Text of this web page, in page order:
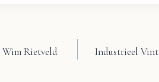
Rietveld
Industrieel